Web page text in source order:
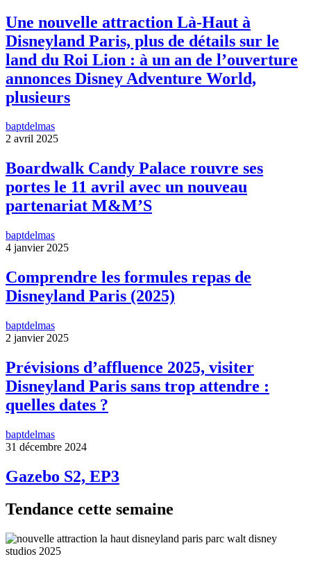
Une nouvelle attraction Là-Haut à
Disneyland Paris, plus de détails sur le
land du Roi Lion : à un an de l’ouverture
annonces Disney Adventure World,
plusieurs
baptdelmas
2 avril 2025
Boardwalk Candy Palace rouvre ses
portes le 11 avril avec un nouveau
partenariat M&M’S
baptdelmas
4 janvier 2025
Comprendre les formules repas de
Disneyland Paris (2025)
baptdelmas
2 janvier 2025
Prévisions d’affluence 2025, visiter
Disneyland Paris sans trop attendre :
quelles dates ?
baptdelmas
31 décembre 2024
Gazebo S2, EP3
Tendance cette semaine